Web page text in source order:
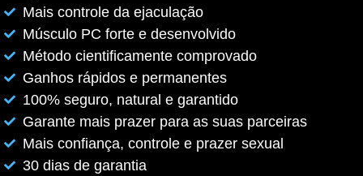
Mais controle da ejaculação
Músculo PC forte e desenvolvido
Método cientificamente comprovado
Ganhos rápidos e permanentes
100% seguro, natural e garantido
Garante mais prazer para as suas parceiras
Mais confiança, controle e prazer sexual
30 dias de garantia